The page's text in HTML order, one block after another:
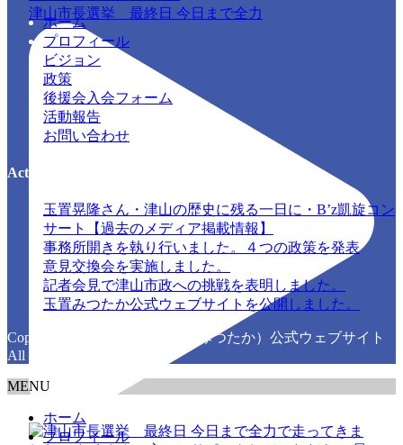
津山市長選挙 最終日 今日まで全力
ホーム
プロフィール
ビジョン
政策
後援会入会フォーム
活動報告
お問い合わせ
Activity Report
玉置晃隆さん・津山の歴史に残る一日に・B’z凱旋コン
サート【過去のメディア掲載情報】
事務所開きを執り行いました。４つの政策を発表
意見交換会を実施しました。
記者会見で津山市政への挑戦を表明しました。
玉置みつたか公式ウェブサイトを公開しました。
Copyright © 玉置晃隆（たまきみつたか）公式ウェブサイト
All Rights Reserved.
MENU
ホーム
プロフィール